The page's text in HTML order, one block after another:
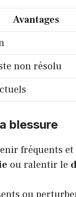
Avantages
non résolu
blessure
fréquents
ou ralentir le